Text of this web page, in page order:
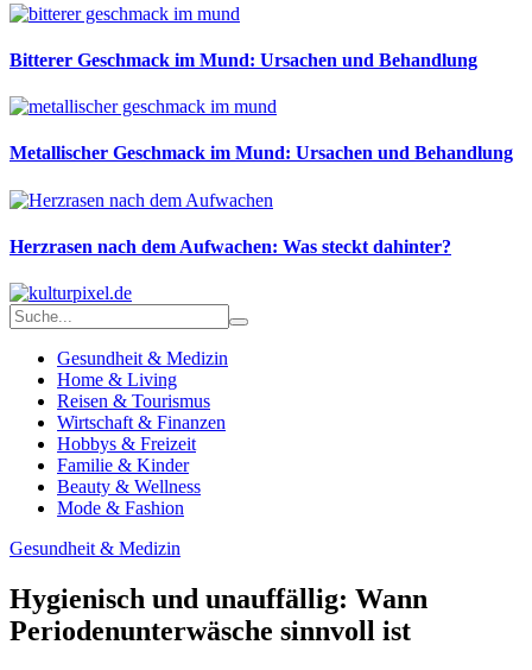
Bitterer Geschmack im Mund: Ursachen und Behandlung
Metallischer Geschmack im Mund: Ursachen und Behandlung
Herzrasen nach dem Aufwachen: Was steckt dahinter?
Gesundheit & Medizin
Home & Living
Reisen & Tourismus
Wirtschaft & Finanzen
Hobbys & Freizeit
Familie & Kinder
Beauty & Wellness
Mode & Fashion
Gesundheit & Medizin
Hygienisch und unauffällig: Wann
Periodenunterwäsche sinnvoll ist